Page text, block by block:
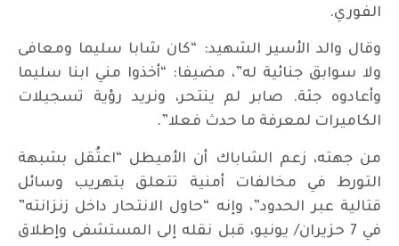
الفوري.
وقال والد الأسير الشهيد: “كان شابا سليما ومعافى
ولا سوابق جنائية له”، مضيفا: “أخذوا مني ابنا سليما
وأعادوه جثة. صابر لم ينتحر، ونريد رؤية تسجيلات
الكاميرات لمعرفة ما حدث فعلا”.
من جهته، زعم الشاباك أن الأميطل “اعتُقل بشبهة
التورط في مخالفات أمنية تتعلق بتهريب وسائل
قتالية عبر الحدود”، وإنه “حاول الانتحار داخل زنزانته”
في 7 حزيران/ يونيو، قبل نقله إلى المستشفى وإطلاق